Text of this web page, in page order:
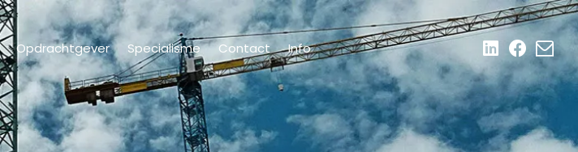
Opdrachtgever Specialisme Contact Info